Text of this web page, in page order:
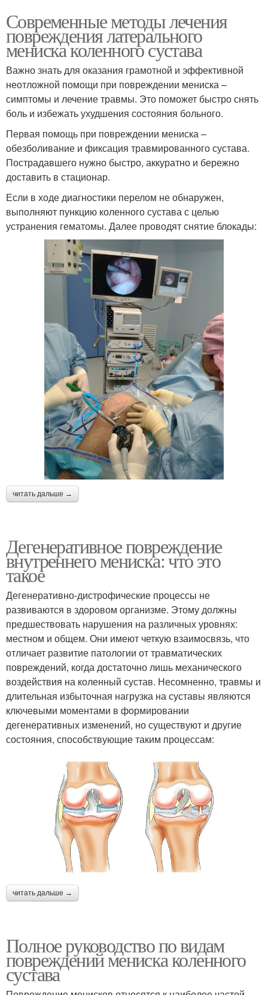
Современные методы лечения
повреждения латерального
мениска коленного сустава
Важно знать для оказания грамотной и эффективной
неотложной помощи при повреждении мениска –
симптомы и лечение травмы. Это поможет быстро снять
боль и избежать ухудшения состояния больного.
Первая помощь при повреждении мениска –
обезболивание и фиксация травмированного сустава.
Пострадавшего нужно быстро, аккуратно и бережно
доставить в стационар.
Если в ходе диагностики перелом не обнаружен,
выполняют пункцию коленного сустава с целью
устранения гематомы. Далее проводят снятие блокады:
читать дальше →
Дегенеративное повреждение
внутреннего мениска: что это
такое
Дегенеративно-дистрофические процессы не
развиваются в здоровом организме. Этому должны
предшествовать нарушения на различных уровнях:
местном и общем. Они имеют четкую взаимосвязь, что
отличает развитие патологии от травматических
повреждений, когда достаточно лишь механического
воздействия на коленный сустав. Несомненно, травмы и
длительная избыточная нагрузка на суставы являются
ключевыми моментами в формировании
дегенеративных изменений, но существуют и другие
состояния, способствующие таким процессам:
читать дальше →
Полное руководство по видам
повреждений мениска коленного
сустава